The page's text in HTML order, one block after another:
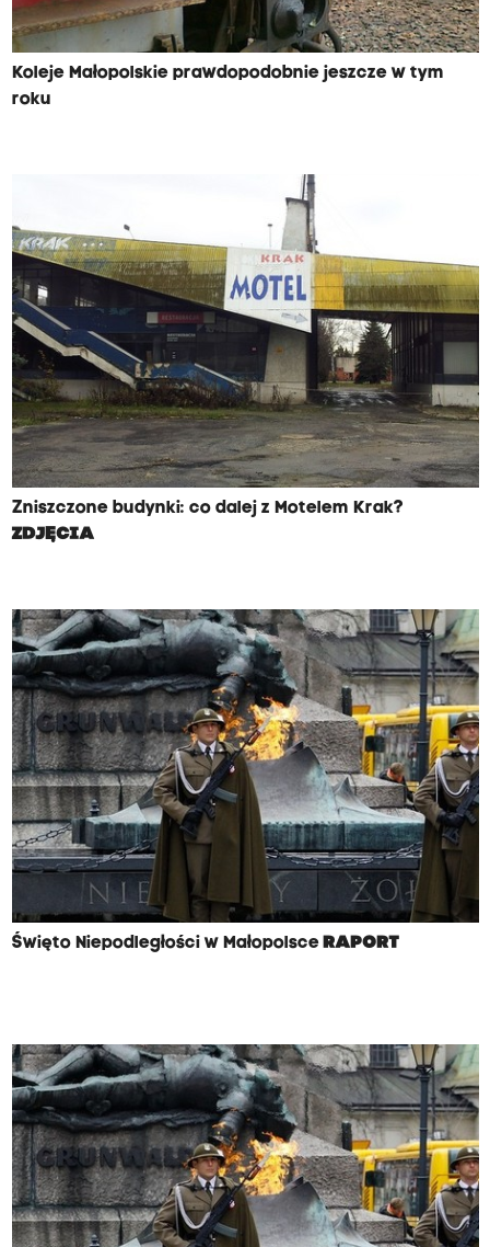
Koleje Małopolskie prawdopodobnie jeszcze w tym
roku
Zniszczone budynki: co dalej z Motelem Krak?
ZDJĘCIA
Święto Niepodległości w Małopolsce RAPORT